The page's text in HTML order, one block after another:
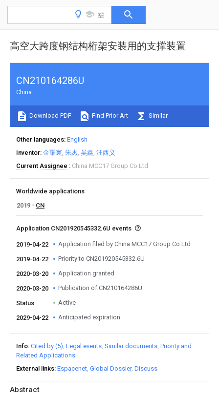
高空大跨度钢结构桁架安装用的支撑装置
Abstract
CN210164286U
China
Download PDF Find Prior Art Similar
Other languages English
Inventor 金耀寰 朱杰 吴鑫 汪西义
Current Assignee
China MCC17 Group Co Ltd
Worldwide applications
2019
CN
Application CN201920545332.6U events
2019-04-22 Application filed by China MCC17 Group Co Ltd
2019-04-22 Priority to CN201920545332.6U
2020-03-20 Application granted
2020-03-20 Publication of CN210164286U
Status Active
2029-04-22 Anticipated expiration
Info Cited by (5) Legal events Similar documents Priority and
Related Applications
External links Espacenet Global Dossier Discuss